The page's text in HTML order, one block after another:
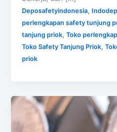
Deposafetyindonesia,
perlengkapan safety tunjung
tanjung priok,Toko
Toko Safety Tanjung Priok,
priok